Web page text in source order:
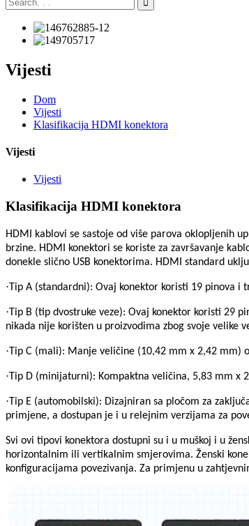
Vijesti
Dom
Vijesti
Klasifikacija HDMI konektora
Vijesti
Vijesti
Klasifikacija HDMI konektora
HDMI kablovi se sastoje od više parova oklopljenih
brzine. HDMI konektori se koriste za završavanje
donekle slično USB konektorima. HDMI standard
·Tip A (standardni): Ovaj konektor koristi 19 pinova
·Tip B (tip dvostruke veze): Ovaj konektor koristi 29
nikada nije korišten u proizvodima zbog svoje velike
·Tip C (mali): Manje veličine (10,42 mm x 2,42 mm)
·Tip D (minijaturni): Kompaktna veličina, 5,83 mm x
·Tip E (automobilski): Dizajniran sa pločom za
primjene, a dostupan je i u relejnim verzijama za
Svi ovi tipovi konektora dostupni su i u muškoj i u
horizontalnim ili vertikalnim smjerovima. Ženski
konfiguracijama povezivanja. Za primjenu u